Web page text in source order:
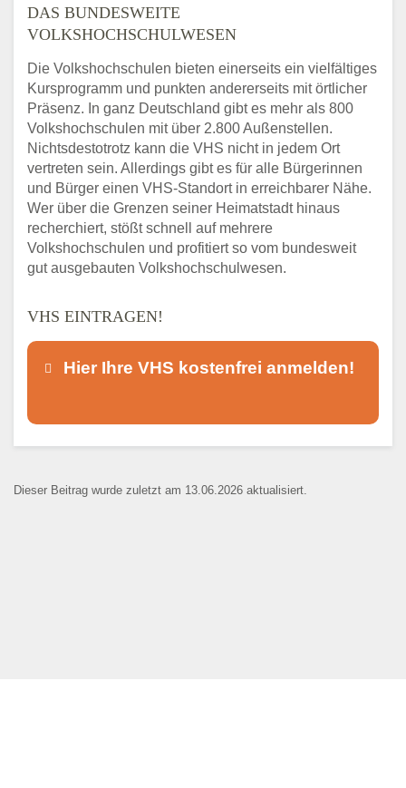
DAS BUNDESWEITE
VOLKSHOCHSCHULWESEN
Die Volkshochschulen bieten einerseits ein vielfältiges
Kursprogramm und punkten andererseits mit örtlicher
Präsenz. In ganz Deutschland gibt es mehr als 800
Volkshochschulen mit über 2.800 Außenstellen.
Nichtsdestotrotz kann die VHS nicht in jedem Ort
vertreten sein. Allerdings gibt es für alle Bürgerinnen
und Bürger einen VHS-Standort in erreichbarer Nähe.
Wer über die Grenzen seiner Heimatstadt hinaus
recherchiert, stößt schnell auf mehrere
Volkshochschulen und profitiert so vom bundesweit
gut ausgebauten Volkshochschulwesen.
VHS EINTRAGEN!
Hier Ihre VHS kostenfrei anmelden!
Kontaktaufnahme und ist nicht
Dieser Beitrag wurde zuletzt am 13.06.2026 aktualisiert.